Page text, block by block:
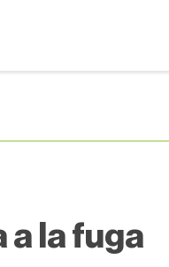
la fuga